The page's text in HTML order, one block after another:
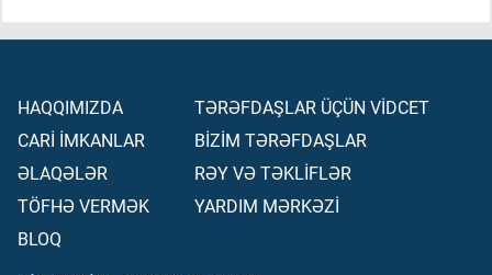
HAQQIMIZDA
CARİ İMKANLAR
ƏLAQƏLƏR
TÖFHƏ VERMƏK
BLOQ
TƏRƏFDAŞLAR ÜÇÜN VİDCET
BİZİM TƏRƏFDAŞLAR
RƏY VƏ TƏKLİFLƏR
YARDIM MƏRKƏZİ